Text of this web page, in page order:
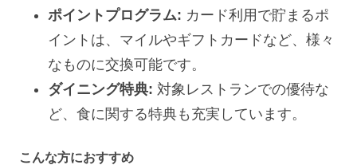
ポイントプログラム: カード利用で貯まるポ
イントは、マイルやギフトカードなど、様々
なものに交換可能です。
ダイニング特典: 対象レストランでの優待な
ど、食に関する特典も充実しています。
こんな方におすすめ